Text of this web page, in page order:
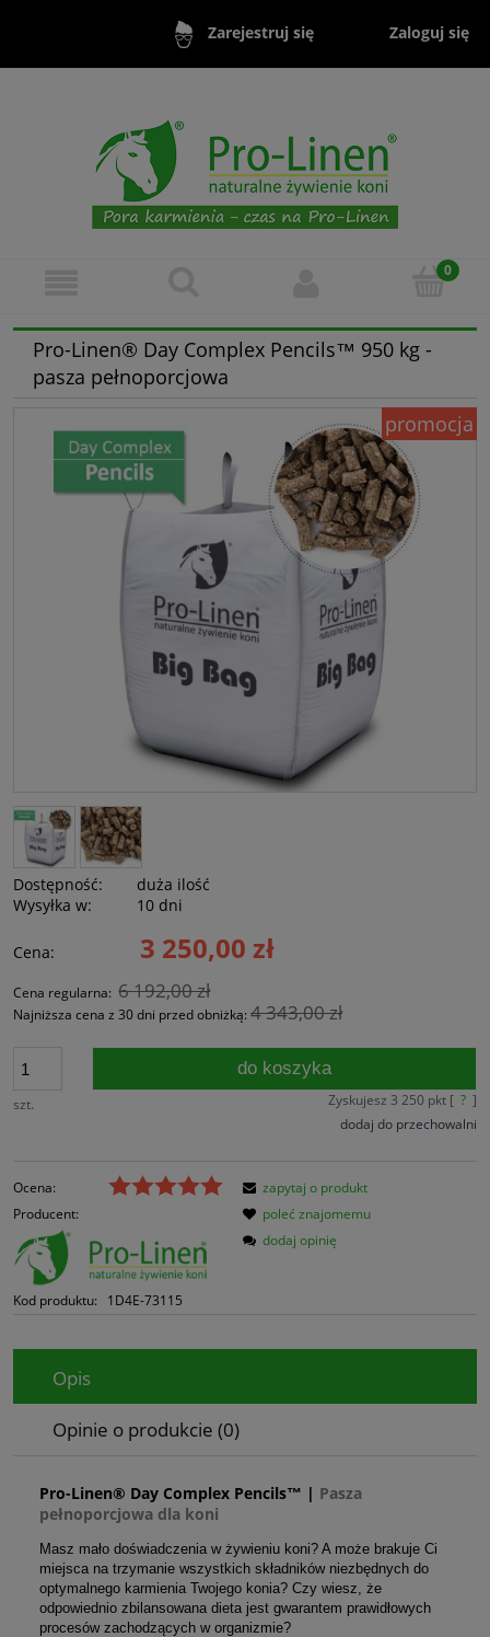
Zarejestruj się Zaloguj się
Pro-Linen® Day Complex Pencils™ 950 kg -
pasza pełnoporcjowa
promocja
Dostępność:
duża ilość
Wysyłka w:
10 dni
Cena: 3 250,00 zł
Cena regularna: 6 192,00 zł
Najniższa cena z 30 dni przed obniżką: 4 343,00 zł
szt.
do koszyka
Zyskujesz 3 250 pkt [ ? ]
dodaj do przechowalni
Ocena:
Producent:
Kod produktu: 1D4E-73115
zapytaj o produkt
poleć znajomemu
dodaj opinię
Opis
Opinie o produkcie (0)
Pro-Linen® Day Complex Pencils™ | Pasza
pełnoporcjowa dla koni
Masz mało doświadczenia w żywieniu koni? A może brakuje Ci
miejsca na trzymanie wszystkich składników niezbędnych do
optymalnego karmienia Twojego konia? Czy wiesz, że
odpowiednio zbilansowana dieta jest gwarantem prawidłowych
procesów zachodzących w organizmie?